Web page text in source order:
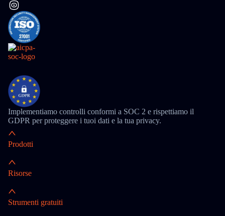
Implementiamo controlli conformi a SOC 2 e rispettiamo il
GDPR per proteggere i tuoi dati e la tua privacy.
Prodotti
Risorse
Strumenti gratuiti